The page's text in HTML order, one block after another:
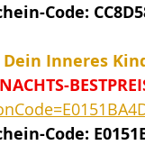
Code:
Dein Inneres
Code: